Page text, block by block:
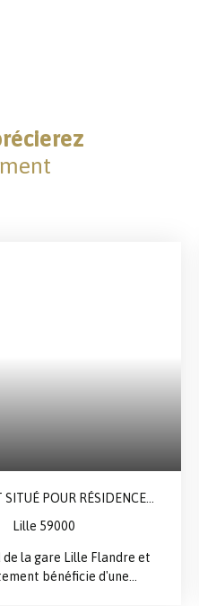
POUR RÉSIDENCE
Lille 59000
la gare Lille Flandre et
bénéficie d'une